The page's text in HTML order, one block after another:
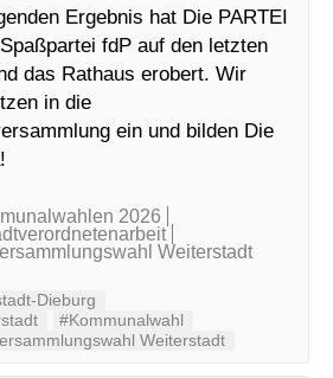
Ergebnis hat Die PARTEI
fdP auf den letzten
das Rathaus erobert. Wir
in die
ein und bilden Die
2026
Weiterstadt
Dieburg
#Kommunalwahl
Weiterstadt